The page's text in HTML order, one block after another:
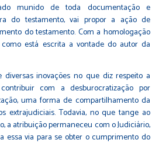
munido de toda documentação e
do testamento, vai propor a ação de
do testamento. Com a homologação
está escrita a vontade do autor da
diversas inovações no que diz respeito a
com a desburocratização por
uma forma de compartilhamento da
extrajudiciais. Todavia, no que tange ao
a atribuição permaneceu com o Judiciário,
essa via para se obter o cumprimento do